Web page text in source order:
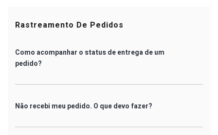
Rastreamento De Pedidos
Como acompanhar o status de entrega de um
pedido?
Não recebi meu pedido. O que devo fazer?